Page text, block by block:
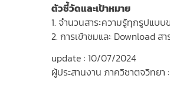
ตัวชี้วัดและเป้าหมาย
1. จำนวนสาระความรู้ทุกรูปแบ
2. การเข้าชมและ Download
update : 10/07/2024
ผู้ประสานงาน ภาควิชาตจวิทย